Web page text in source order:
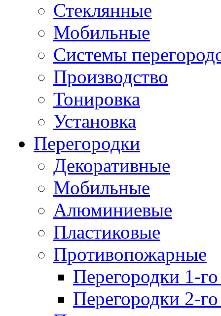
Стеклянные
Мобильные
Системы
Производство
Тонировка
Установка
Перегородки
Декоративные
Мобильные
Алюминиевые
Пластиковые
Противопожарные
Перегородки 1-
Перегородки 2-